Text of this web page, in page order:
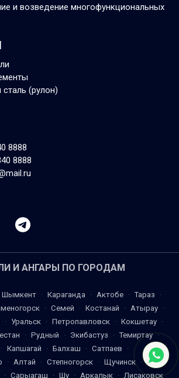
и возведение многофункциональных
(рулон)
8888
8888
И АНГАРЫ ПО ГОРОДАМ
Шымкент · Караганда · Актобе · Тараз
·
· Семей · Костанай · Атырау ·
· Уральск · Петропавловск · Кокшетау ·
· Рудный · Экибастуз · Темиртау ·
· Капшагай · Балхаш · Сатпаев
·
· Алтай · Степногорск · Щучинск ·
Есик
· Сарыагаш · Шу · Аркалык · Лисаковск